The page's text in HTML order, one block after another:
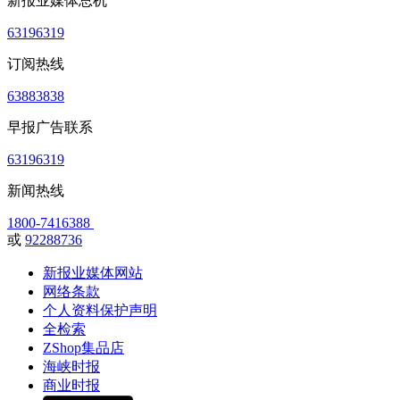
63196319
订阅热线
63883838
早报广告联系
63196319
新闻热线
1800-7416388
或 92288736
新报业媒体网站
网络条款
个人资料保护声明
全检索
ZShop集品店
海峡时报
商业时报